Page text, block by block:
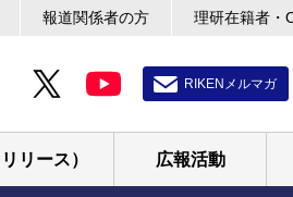
報道関係者の方 理研在籍者・
RIKENメルマガ
リース） 広報活動